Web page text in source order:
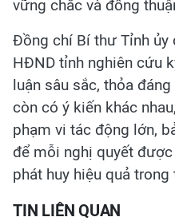
vững chắc và đồng
Đồng chí Bí thư Tỉnh ủy
HĐND tỉnh nghiên cứu
luận sâu sắc, thỏa
còn có ý kiến khác
phạm vi tác động lớn,
để mỗi nghị quyết
phát huy hiệu quả
TIN LIÊN QUAN